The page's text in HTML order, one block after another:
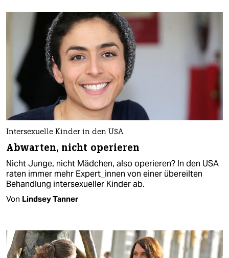
Intersexuelle Kinder in den USA
Abwarten, nicht operieren
Nicht Junge, nicht Mädchen, also operieren? In den USA
raten immer mehr Expert_innen von einer übereilten
Behandlung intersexueller Kinder ab.
Von Lindsey Tanner